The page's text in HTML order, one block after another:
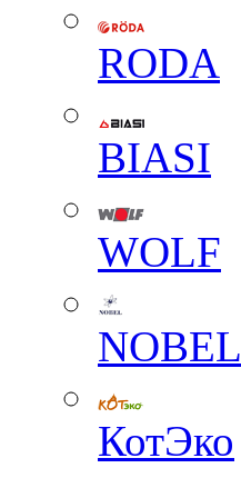
RODA
BIASI
WOLF
NOBEL
КотЭко